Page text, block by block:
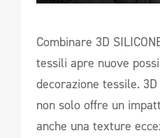
Combinare 3D
tessili apre nuove
decorazione tessile. 3D
non solo offre un
anche una texture